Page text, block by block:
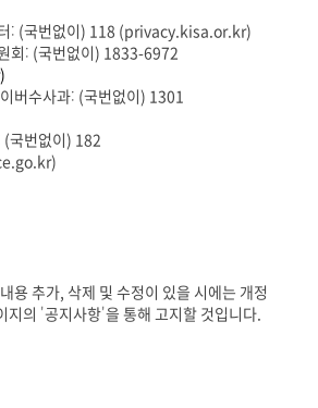
: (국번없이) 118 (privacy.kisa.or.kr)
회: (국번없이) 1833-6972
버수사과: (국번없이) 1301
(국번없이) 182
용 추가, 삭제 및 수정이 있을 시에는 개정
지의 '공지사항'을 통해 고지할 것입니다.